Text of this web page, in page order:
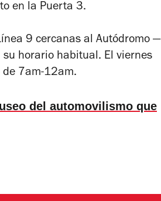
en la Puerta 3.
9 cercanas al Autódromo —
horario habitual. El viernes
7am-12am.
del automovilismo que